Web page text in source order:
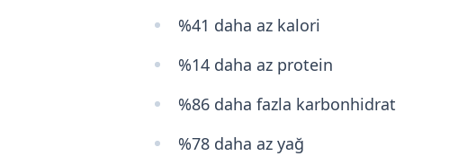
%41 daha az kalori
%14 daha az protein
%86 daha fazla karbonhidrat
%78 daha az yağ